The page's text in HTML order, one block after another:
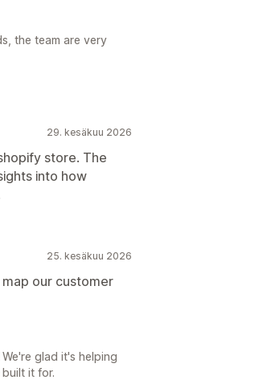
the team are very
29. kesäkuu 2026
store. The
into how
25. kesäkuu 2026
our customer
glad it's helping
it for.